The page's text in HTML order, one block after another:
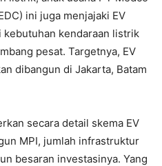
ini juga menjajaki EV
kendaraan listrik
pesat. Targetnya, EV
dibangun di Jakarta, Batam
secara detail skema EV
MPI, jumlah infrastruktur
besaran investasinya. Yang